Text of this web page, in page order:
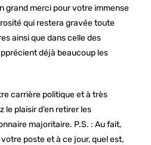
grand merci pour votre immense
qui restera gravée toute
ainsi que dans celle des
déjà beaucoup les
carrière politique et à très
plaisir d’en retirer les
majoritaire. P.S. : Au fait,
poste et à ce jour, quel est,